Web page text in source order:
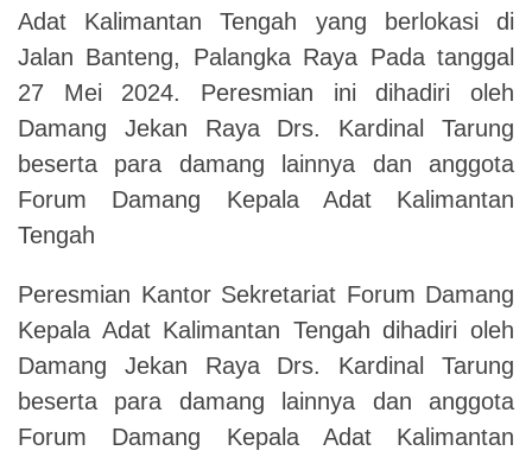
Adat Kalimantan Tengah yang berlokasi di
Jalan Banteng, Palangka Raya Pada tanggal
27 Mei 2024. Peresmian ini dihadiri oleh
Damang Jekan Raya Drs. Kardinal Tarung
beserta para damang lainnya dan anggota
Forum Damang Kepala Adat Kalimantan
Tengah
Peresmian Kantor Sekretariat Forum Damang
Kepala Adat Kalimantan Tengah dihadiri oleh
Damang Jekan Raya Drs. Kardinal Tarung
beserta para damang lainnya dan anggota
Forum Damang Kepala Adat Kalimantan